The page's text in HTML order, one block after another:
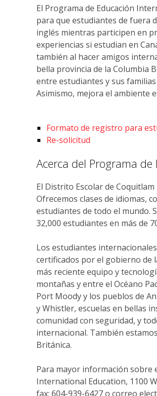
El Programa de Educación
para que estudiantes de fuera
inglés mientras participen en
experiencias si estudian en
también al hacer amigos
bella provincia de la Columbia
entre estudiantes y sus
Asimismo, mejora el ambiente
Formato de registro para
Re-solicitud
Acerca del Programa
El Distrito Escolar de
Ofrecemos clases de idiomas,
estudiantes de todo el mundo.
32,000 estudiantes en más de
Los estudiantes
certificados por el gobierno de
más reciente equipo y
montañas y entre el Océano
Port Moody y los pueblos de
y Whistler, escuelas en bellas
comunidad con seguridad, y
internacional. También
Británica.
Para mayor información sobre
International Education, 1100
fax: 604-939-6427 o correo